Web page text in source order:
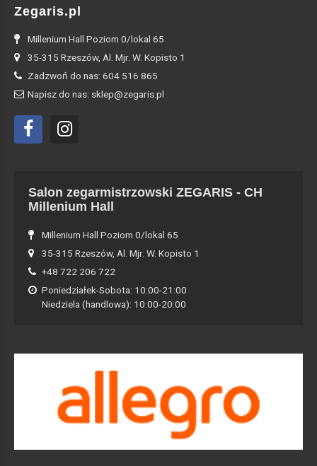
Zegaris.pl
Millenium Hall Poziom 0/lokal 65
35-315 Rzeszów, Al. Mjr. W. Kopisto 1
Zadzwoń do nas: 604 516 865
Napisz do nas: sklep@zegaris.pl
Salon zegarmistrzowski ZEGARIS - CH
Millenium Hall
Millenium Hall Poziom 0/lokal 65
35-315 Rzeszów, Al. Mjr. W. Kopisto 1
+48 722 206 722
Poniedziałek-Sobota: 10:00-21:00
Niedziela (handlowa): 10:00-20:00